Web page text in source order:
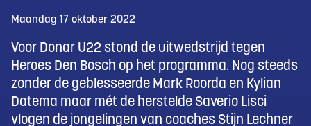
Maandag 17 oktober 2022
Voor Donar U22 stond de uitwedstrijd tegen
Heroes Den Bosch op het programma. Nog steeds
zonder de geblesseerde Mark Roorda en Kylian
Datema maar mét de herstelde Saverio Lisci
vlogen de jongelingen van coaches Stijn Lechner